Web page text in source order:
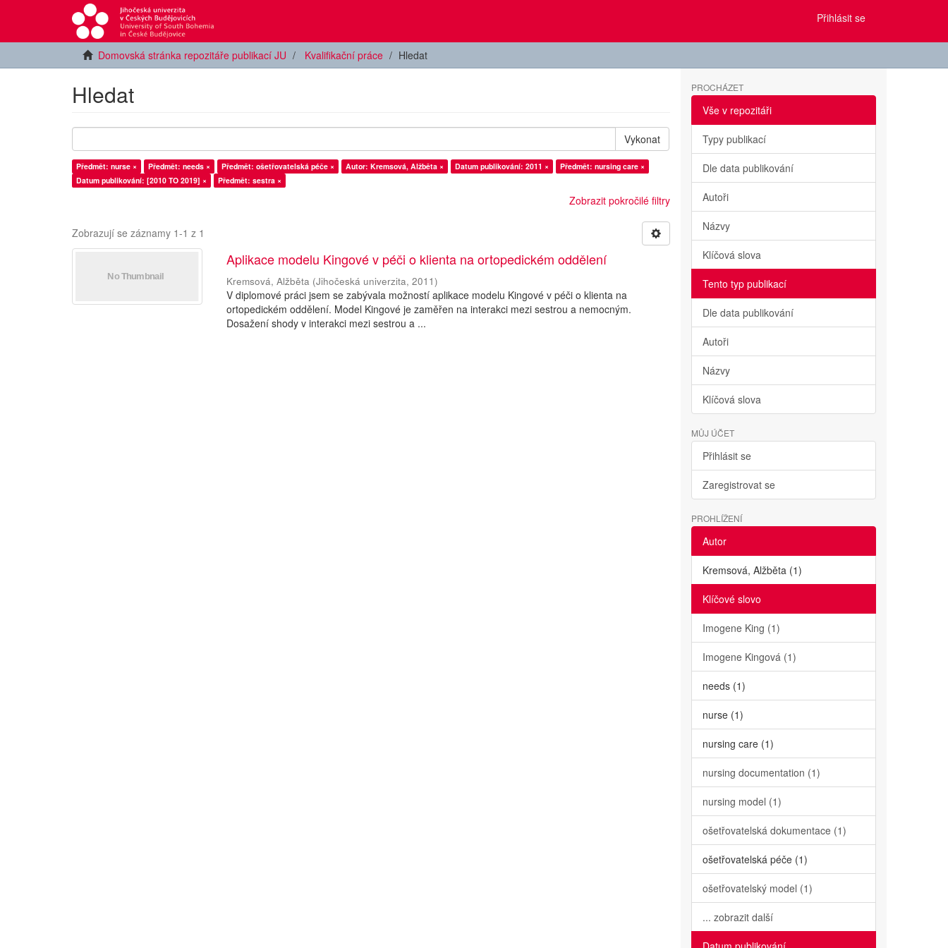
Přihlásit se
Domovská stránka repozitáře publikací JU Kvalifikační práce Hledat
Hledat
Vykonat
Předmět: nurse × Předmět: needs × Předmět: ošetřovatelská péče × Autor: Kremsová, Alžběta × Datum publikování: 2011 ×
Předmět: nursing care ×
Datum publikování: [2010 TO 2019] ×
Předmět: sestra ×
Zobrazit pokročilé filtry
Zobrazují se záznamy 1-1 z 1
Aplikace modelu Kingové v péči o klienta na ortopedickém oddělení
Kremsová, Alžběta (Jihočeská univerzita,2011)
V diplomové práci jsem se zabývala možností aplikace modelu Kingové v péči o klienta na
ortopedickém oddělení. Model Kingové je zaměřen na interakci mezi sestrou a nemocným.
Dosažení shody v interakci mezi sestrou a ...
PROCHÁZET
Vše v repozitáři
Typy publikací
Dle data publikování
Autoři
Názvy
Klíčová slova
Tento typ publikací
Dle data publikování
Autoři
Názvy
Klíčová slova
MŮJ ÚČET
Přihlásit se
Zaregistrovat se
PROHLÍŽENÍ
Autor
Kremsová, Alžběta (1)
Klíčové slovo
Imogene King (1)
Imogene Kingová (1)
needs (1)
nurse (1)
nursing care (1)
nursing documentation (1)
nursing model (1)
ošetřovatelská dokumentace (1)
ošetřovatelská péče (1)
ošetřovatelský model (1)
... zobrazit další